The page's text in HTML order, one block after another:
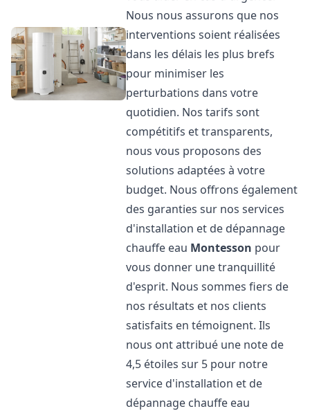
Nous nous assurons que nos
interventions soient réalisées
dans les délais les plus brefs
pour minimiser les
perturbations dans votre
quotidien. Nos tarifs sont
compétitifs et transparents,
nous vous proposons des
solutions adaptées à votre
budget. Nous offrons également
des garanties sur nos services
d'installation et de dépannage
chauffe eau Montesson pour
vous donner une tranquillité
d'esprit. Nous sommes fiers de
nos résultats et nos clients
satisfaits en témoignent. Ils
nous ont attribué une note de
4,5 étoiles sur 5 pour notre
service d'installation et de
dépannage chauffe eau